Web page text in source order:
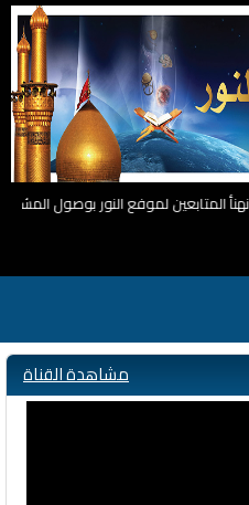
الرقم القياسي 11 مليون مشاهدة خلال فترة قصيرة وهذا كله بجهودكم واهتمامكم بفعاليات
مشاهدة القناة